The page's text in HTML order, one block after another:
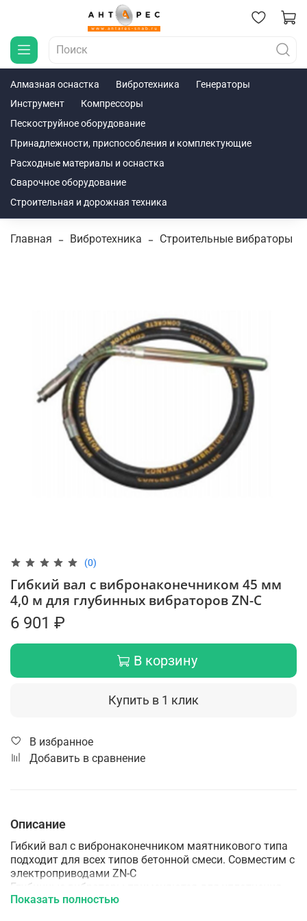
Алмазная оснастка Вибротехника
Генераторы
Инструмент
Компрессоры
Пескоструйное оборудование
Принадлежности, приспособления и комплектующие
Расходные материалы и оснастка
Сварочное оборудование
Строительная и дорожная техника
Главная Вибротехника Строительные вибраторы
(0)
Гибкий вал с вибронаконечником 45 мм
4,0 м для глубинных вибраторов ZN-C
6 901 ₽
В корзину
Купить в 1 клик
В избранное
Добавить в сравнение
Описание
Гибкий вал с вибронаконечником маятникового типа
подходит для всех типов бетонной смеси. Совместим с
электроприводами ZN-C
Глубинные вибраторы применяются для уплотнения
бетонных смесей при строительстве и создании
Показать полностью